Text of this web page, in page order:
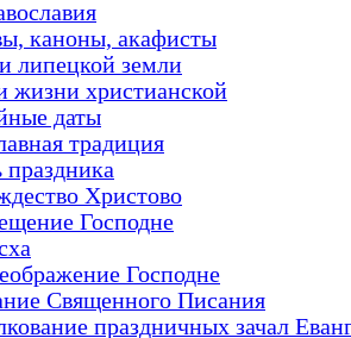
каноны, акафисты
липецкой земли
жизни христианской
даты
традиция
праздника
Христово
Господне
Господне
Священного Писания
праздничных зачал